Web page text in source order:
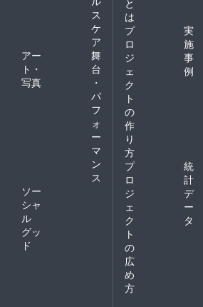
ス
ケ
ア
アー
ト・
写真
舞
台
・
パ
フ
ォ
ー
マ
ン
ス
ソー
シャ
ル
グッ
ド
と
は
プ
ロ
ジ
ェ
ク
ト
の
作
り
方
実
施
事
例
プ
ロ
ジ
ェ
ク
ト
の
広
め
方
統
計
デ
ー
タ